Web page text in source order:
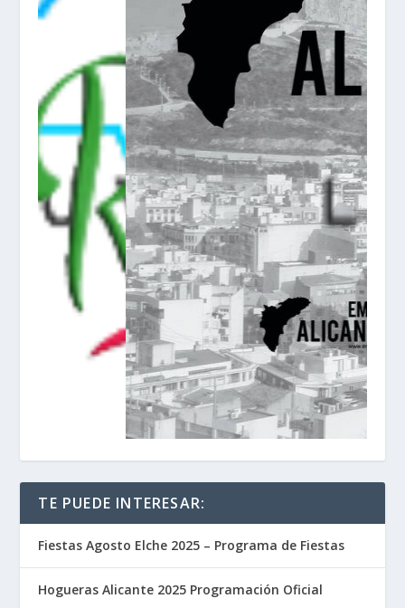
TE PUEDE INTERESAR:
Fiestas Agosto Elche 2025 – Programa de Fiestas
Hogueras Alicante 2025 Programación Oficial